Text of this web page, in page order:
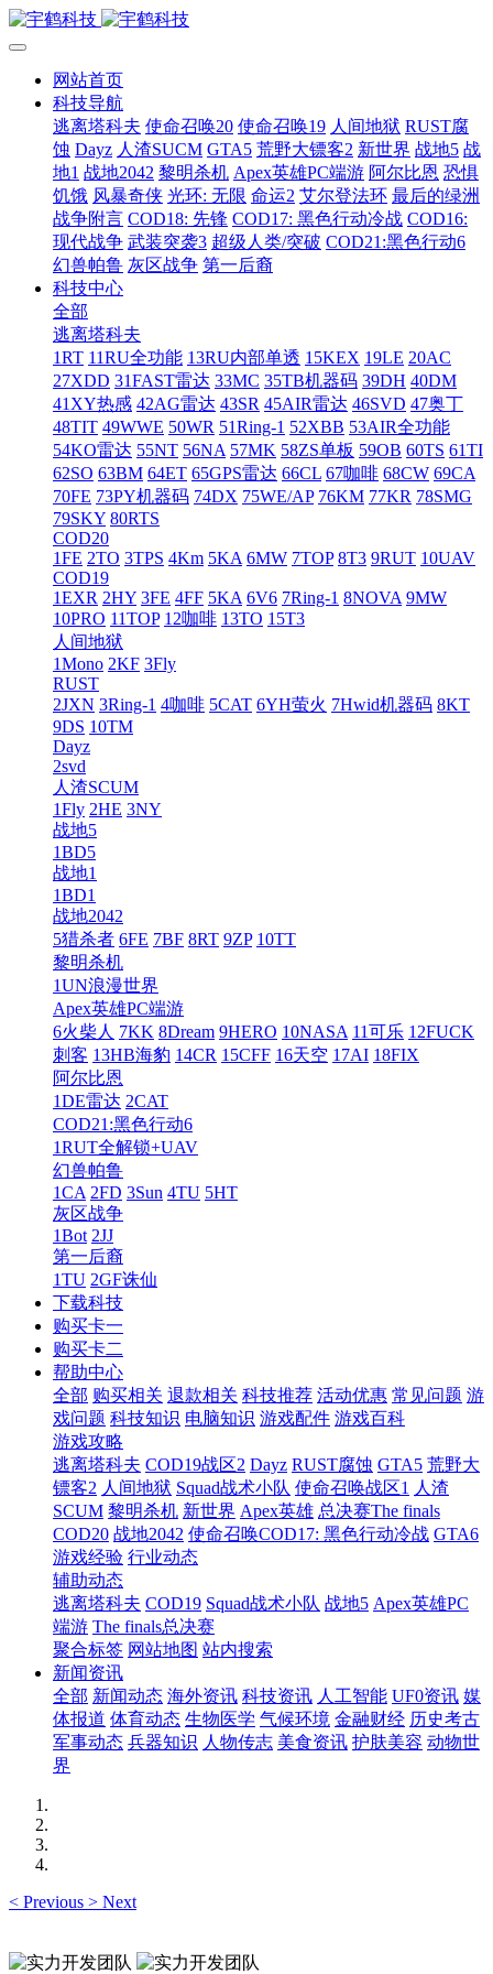
网站首页
科技导航
逃离塔科夫 使命召唤20 使命召唤19 人间地狱 RUST腐
蚀 Dayz 人渣SUCM GTA5 荒野大镖客2 新世界 战地5 战
地1 战地2042 黎明杀机 Apex英雄PC端游 阿尔比恩 恐惧
饥饿 风暴奇侠 光环: 无限 命运2 艾尔登法环 最后的绿洲
战争附言 COD18: 先锋 COD17: 黑色行动冷战 COD16:
现代战争 武装突袭3 超级人类/突破 COD21:黑色行动6
幻兽帕鲁 灰区战争 第一后裔
科技中心
全部
逃离塔科夫
1RT 11RU全功能 13RU内部单透 15KEX 19LE 20AC
27XDD 31FAST雷达 33MC 35TB机器码 39DH 40DM
41XY热感 42AG雷达 43SR 45AIR雷达 46SVD 47奥丁
48TIT 49WWE 50WR 51Ring-1 52XBB 53AIR全功能
54KO雷达 55NT 56NA 57MK 58ZS单板 59OB 60TS 61TI
62SO 63BM 64ET 65GPS雷达 66CL 67咖啡 68CW 69CA
70FE 73PY机器码 74DX 75WE/AP 76KM 77KR 78SMG
79SKY 80RTS
COD20
1FE 2TO 3TPS 4Km 5KA 6MW 7TOP 8T3 9RUT 10UAV
COD19
1EXR 2HY 3FE 4FF 5KA 6V6 7Ring-1 8NOVA 9MW
10PRO 11TOP 12咖啡 13TO 15T3
人间地狱
1Mono 2KF 3Fly
RUST
2JXN 3Ring-1 4咖啡 5CAT 6YH萤火 7Hwid机器码 8KT
9DS 10TM
Dayz
2svd
人渣SCUM
1Fly 2HE 3NY
战地5
1BD5
战地1
1BD1
战地2042
5猎杀者 6FE 7BF 8RT 9ZP 10TT
黎明杀机
1UN浪漫世界
Apex英雄PC端游
6火柴人 7KK 8Dream 9HERO 10NASA 11可乐 12FUCK
刺客 13HB海豹 14CR 15CFF 16天空 17AI 18FIX
阿尔比恩
1DE雷达 2CAT
COD21:黑色行动6
1RUT全解锁+UAV
幻兽帕鲁
1CA 2FD 3Sun 4TU 5HT
灰区战争
1Bot 2JJ
第一后裔
1TU 2GF诛仙
下载科技
购买卡一
购买卡二
帮助中心
全部 购买相关 退款相关 科技推荐 活动优惠 常见问题 游
戏问题 科技知识 电脑知识 游戏配件 游戏百科
游戏攻略
逃离塔科夫 COD19战区2 Dayz RUST腐蚀 GTA5 荒野大
镖客2 人间地狱 Squad战术小队 使命召唤战区1 人渣
SCUM 黎明杀机 新世界 Apex英雄 总决赛The finals
COD20 战地2042 使命召唤COD17: 黑色行动冷战 GTA6
游戏经验 行业动态
辅助动态
逃离塔科夫 COD19 Squad战术小队 战地5 Apex英雄PC
端游 The finals总决赛
聚合标签 网站地图 站内搜索
新闻资讯
全部 新闻动态 海外资讯 科技资讯 人工智能 UF0资讯 媒
体报道 体育动态 生物医学 气候环境 金融财经 历史考古
军事动态 兵器知识 人物传志 美食资讯 护肤美容 动物世
界
< Previous > Next